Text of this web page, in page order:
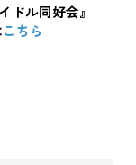
ル同好会』
こちら